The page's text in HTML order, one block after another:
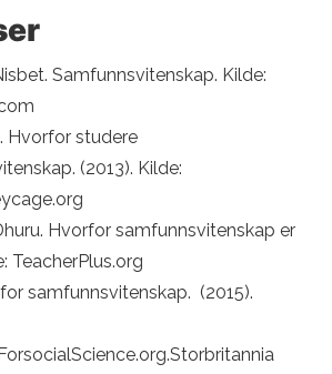
Samfunnsvitenskap. Kilde:
Hvorfor studere
(2013). Kilde:
Hvorfor samfunnsvitenskap er
TeacherPlus.org
samfunnsvitenskap. (2015).